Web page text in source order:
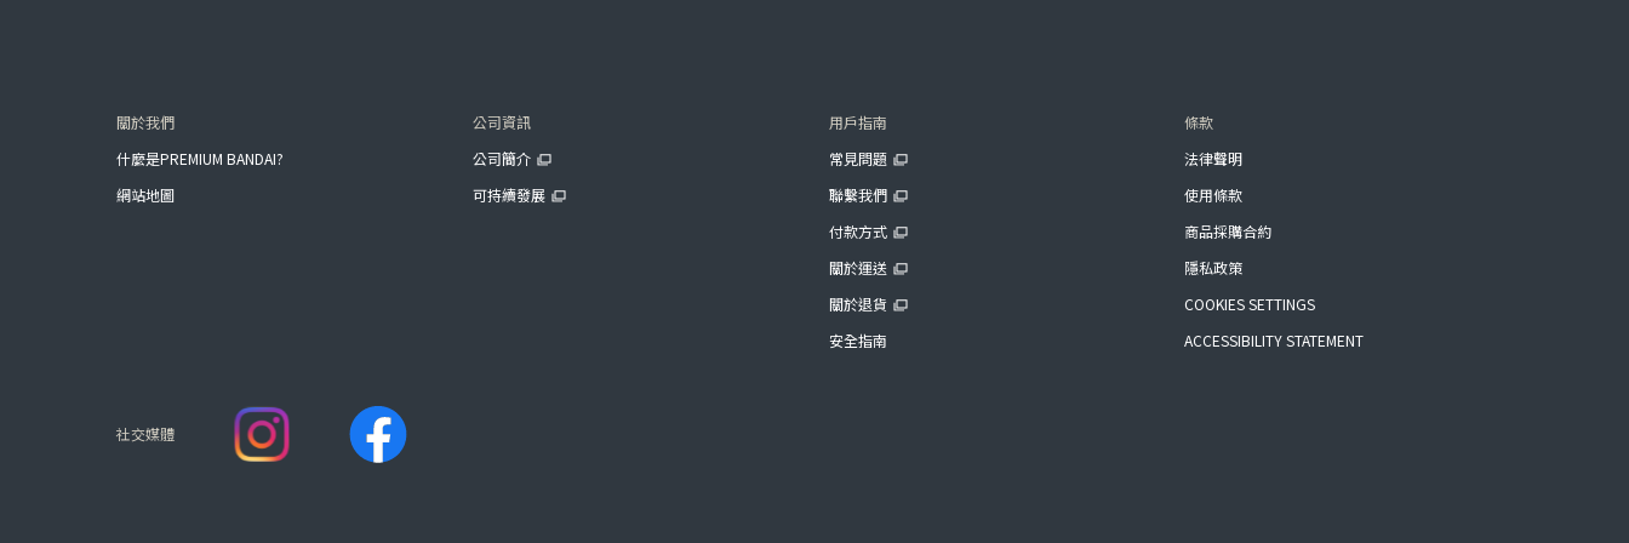
關於我們
什麼是PREMIUM BANDAI?
網站地圖
公司資訊
公司簡介
可持續發展
用戶指南
常見問題
聯繫我們
付款方式
關於運送
關於退貨
安全指南
條款
法律聲明
使用條款
商品採購合約
隱私政策
COOKIES SETTINGS
ACCESSIBILITY STATEMENT
社交媒體